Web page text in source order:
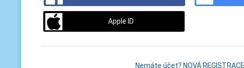
Apple ID
Nemáte účet? NOVÁ REGISTRACE